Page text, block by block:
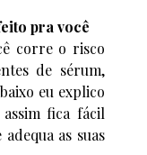
pra você
corre o risco
de sérum,
eu explico
fica fácil
as suas